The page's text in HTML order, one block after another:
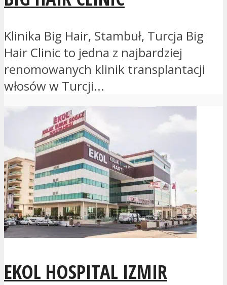
Klinika Big Hair, Stambuł, Turcja Big
Hair Clinic to jedna z najbardziej
renomowanych klinik transplantacji
włosów w Turcji...
EKOL HOSPITAL IZMIR